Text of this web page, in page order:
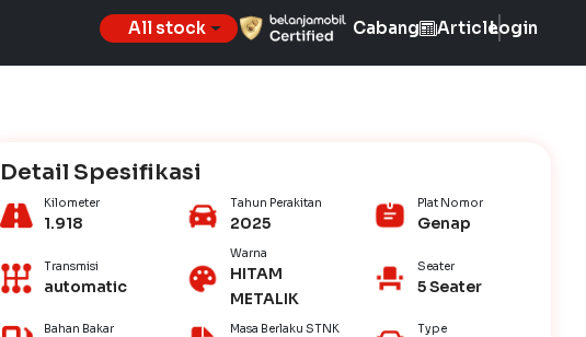
All stock Cabang ArticleLogin
Detail Spesifikasi
Kilometer
1.918
Tahun Perakitan
2025
Plat Nomor
Genap
Transmisi
automatic
Warna
HITAM
METALIK
Seater
5 Seater
Bahan Bakar Masa Berlaku STNK Type